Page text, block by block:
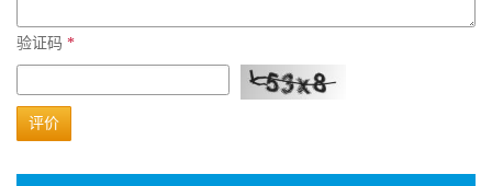
验证码 *
评价